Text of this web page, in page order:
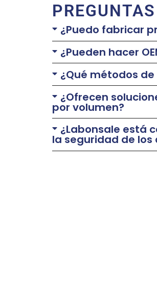
¿Puedo fabricar
¿Pueden hacer
¿Qué métodos
¿Ofrecen
por volumen?
¿Labonsale está
la seguridad de los